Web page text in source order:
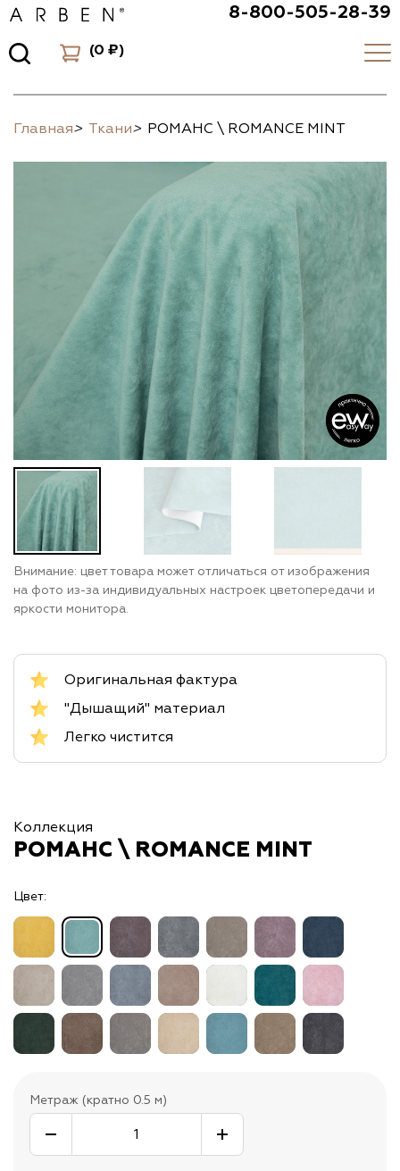
8-800-505-28-39
(0 ₽)
Главная> Ткани> РОМАНС \ ROMANCE MINT
Внимание: цвет товара может отличаться от изображения
на фото из-за индивидуальных настроек цветопередачи и
яркости монитора.
Оригинальная фактура
"Дышащий" материал
Легко чистится
Коллекция
РОМАНС \ ROMANCE MINT
Цвет:
Метраж (кратно 0.5 м)